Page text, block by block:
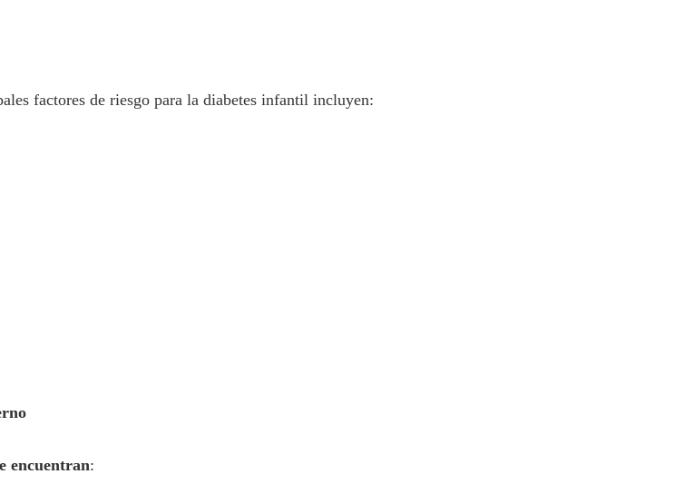
factores de riesgo para la diabetes infantil incluyen:
encuentran: